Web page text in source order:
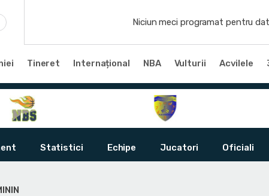
Niciun meci programat pentru
Tineret Internațional NBA Vulturii Acvilele
Statistici Echipe Jucatori Oficiali